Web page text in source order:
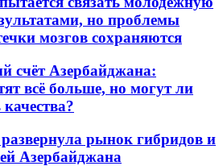
но проблемы
мозгов сохраняются
счёт Азербайджана:
всё больше, но могут ли
рынок гибридов и
Азербайджана